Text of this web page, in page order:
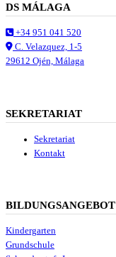
DS MÁLAGA
+34 951 041 520
C. Velazquez, 1-5
29612 Ojén, Málaga
SEKRETARIAT
Sekretariat
Kontakt
BILDUNGSANGEBOT
Kindergarten
Grundschule